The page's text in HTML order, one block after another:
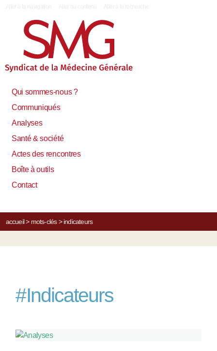
Qui sommes-nous ?
Communiqués
Analyses
Santé & société
Actes des rencontres
Boîte à outils
Contact
accueil> mots-clés> indicateurs
#Indicateurs